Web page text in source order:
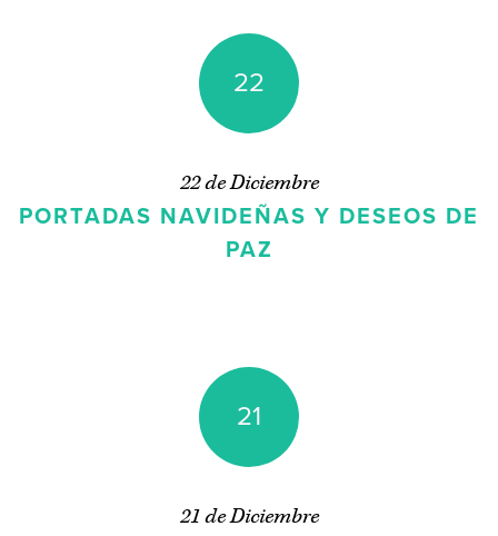
22
22 de Diciembre
PORTADAS NAVIDEÑAS Y DESEOS DE
PAZ
21
21 de Diciembre